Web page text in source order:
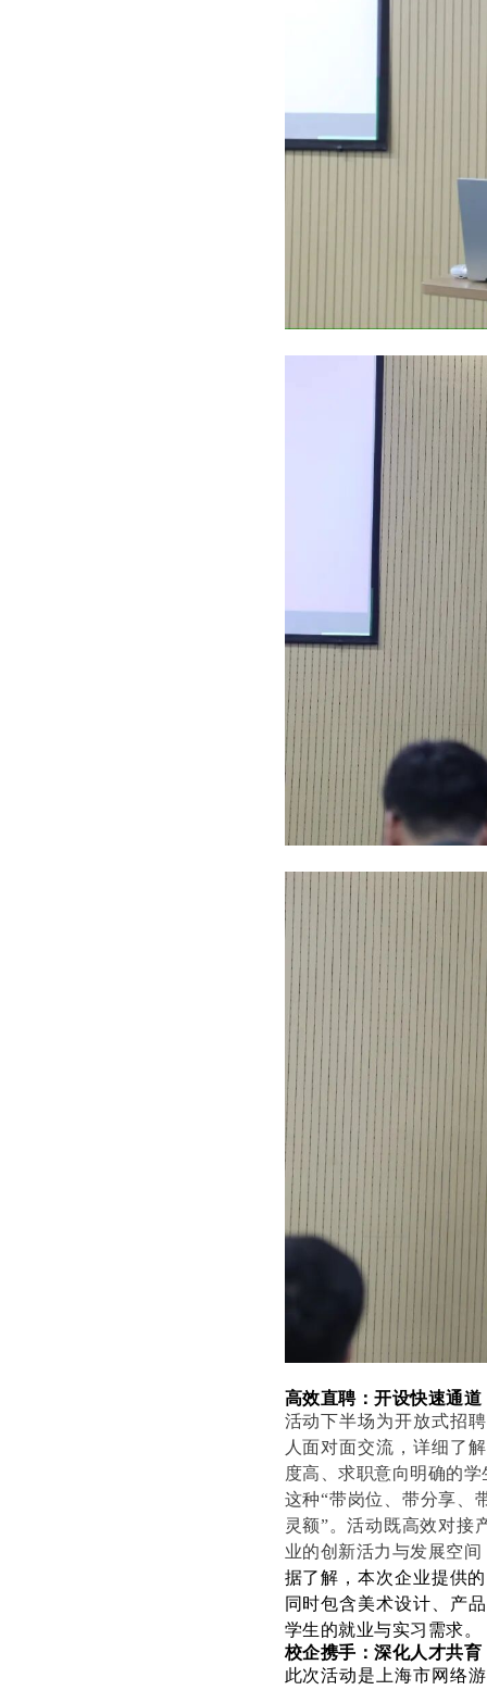
高效直聘：开设快速通
活动下半场为开放式招
人面对面交流，详细了
度高、求职意向明确的
这种“带岗位、带分享、
灵额”。活动既高效对接
业的创新活力与发展空
据了解，本次企业提供
同时包含美术设计、产
学生的就业与实习需求。
校企携手：深化人才共
此次活动是上海市网络